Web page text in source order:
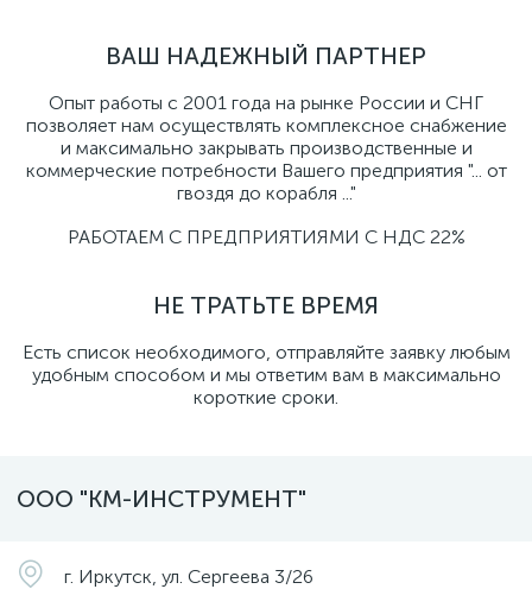
ВАШ НАДЕЖНЫЙ ПАРТНЕР
Опыт работы с 2001 года на рынке России и СНГ
позволяет нам осуществлять комплексное снабжение
и максимально закрывать производственные и
коммерческие потребности Вашего предприятия "... от
гвоздя до корабля ..."
РАБОТАЕМ С ПРЕДПРИЯТИЯМИ С НДС 22%
НЕ ТРАТЬТЕ ВРЕМЯ
Есть список необходимого, отправляйте заявку любым
удобным способом и мы ответим вам в максимально
короткие сроки.
ООО "КМ-ИНСТРУМЕНТ"
г. Иркутск, ул. Сергеева 3/26